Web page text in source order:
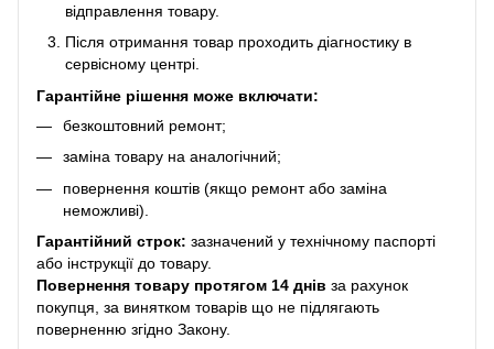
відправлення товару.
Після отримання товар проходить діагностику в
сервісному центрі.
Гарантійне рішення може включати:
безкоштовний ремонт;
заміна товару на аналогічний;
повернення коштів (якщо ремонт або заміна
неможливі).
Гарантійний строк: зазначений у технічному паспорті
або інструкції до товару.
Повернення товару протягом 14 днів за рахунок
покупця, за винятком товарів що не підлягають
поверненню згідно Закону.